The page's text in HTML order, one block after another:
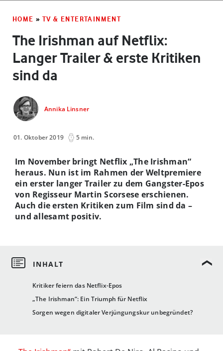
HOME » TV & ENTERTAINMENT
The Irishman auf Netflix:
Langer Trailer & erste Kritiken
sind da
Annika Linsner
01. Oktober 2019 5 min.
Kritiker feiern das Netflix-Epos
„The Irishman“: Ein Triumph für Netflix
Sorgen wegen digitaler Verjüngungskur unbegründet?
Im November bringt Netflix „The Irishman“
heraus. Nun ist im Rahmen der Weltpremiere
ein erster langer Trailer zu dem Gangster-Epos
von Regisseur Martin Scorsese erschienen.
Auch die ersten Kritiken zum Film sind da –
und allesamt positiv.